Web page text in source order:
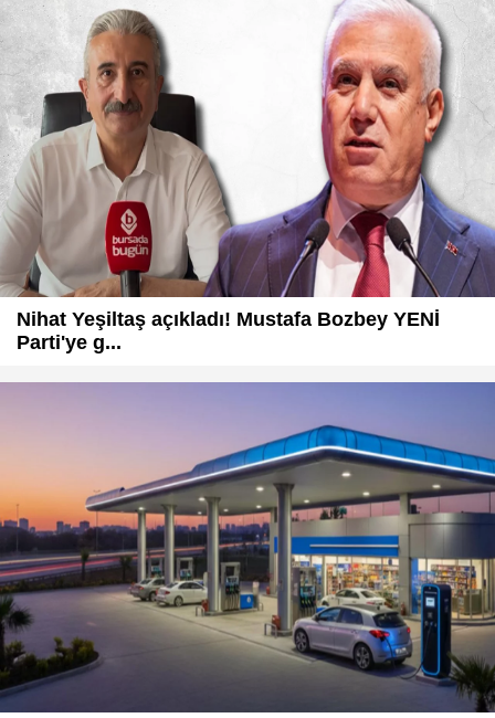
Nihat Yeşiltaş açıkladı! Mustafa Bozbey YENİ
Parti'ye g...